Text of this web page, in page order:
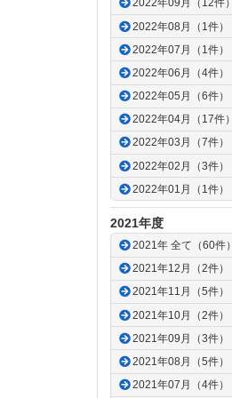
2022年09月（12件）
2022年08月（1件）
2022年07月（1件）
2022年06月（4件）
2022年05月（6件）
2022年04月（17件）
2022年03月（7件）
2022年02月（3件）
2022年01月（1件）
2021年度
2021年 全て（60件）
2021年12月（2件）
2021年11月（5件）
2021年10月（2件）
2021年09月（3件）
2021年08月（5件）
2021年07月（4件）